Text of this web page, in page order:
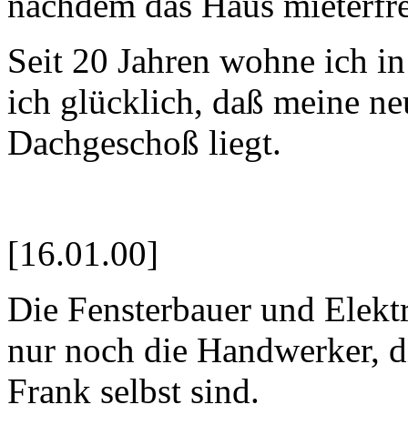
Seit 20 Jahren wohne ich
ich glücklich, daß meine
Dachgeschoß liegt.
[16.01.00]
Die Fensterbauer und
nur noch die Handwerker,
Frank selbst sind.